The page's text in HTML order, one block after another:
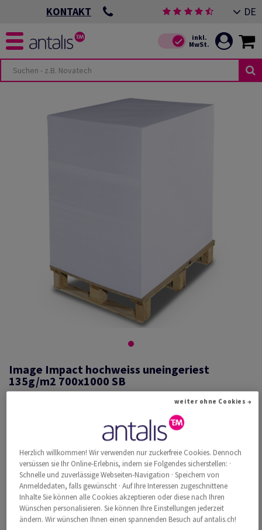
KONTAKT DE
Image Impact hochweiss uneingeriest
135g/m2 700x1000 SB
Image, Impact, hochweiss, holzfrei ECF, 135g/m2, 700mm x 1000mm,
B1, SB, Pal. zu 6000 Bogen ungeriest, abgesteckt zu 250 Bogen, FSC
Mix Credit
Weitere Produktinformationen
Produkt weiterempfehlen
Katalogpreis inkl. MwSt.
CHF 1'238.39 35.13% Rabatt
Herzlich willkommen! Wir verwenden nur zuckerfreie Cookies. Dennoch
versüssen sie Ihr Online-Erlebnis, indem sie Folgendes sicherstellen: ·
Schnelle und zuverlässige Webseiten-Navigation · Speichern von
Anmeldedaten, falls gewünscht · Auf Ihre Interessen zugeschnittene
Inhalte Sie können alle Cookies akzeptieren oder diese nach Ihren
Wünschen personalisieren. Sie können Ihre Einstellungen jederzeit
ändern. Wir wünschen Ihnen einen spannenden Besuch auf antalis.ch!
weiter ohne Cookies →